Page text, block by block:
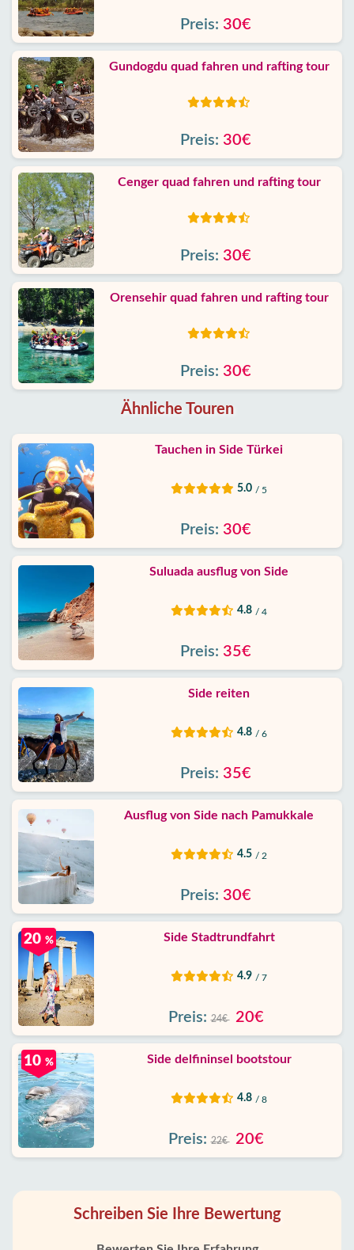
Preis: 30€
Gundogdu quad fahren und rafting tour
Preis: 30€
Cenger quad fahren und rafting tour
Preis: 30€
Orensehir quad fahren und rafting tour
Preis: 30€
Ähnliche Touren
Tauchen in Side Türkei
5.0 / 5
Preis: 30€
Suluada ausflug von Side
4.8 / 4
Preis: 35€
Side reiten
4.8 / 6
Preis: 35€
Ausflug von Side nach Pamukkale
4.5 / 2
Preis: 30€
20 % Side Stadtrundfahrt
4.9 / 7
Preis: 24€ 20€
10 % Side delfininsel bootstour
4.8 / 8
Preis: 22€ 20€
Schreiben Sie Ihre Bewertung